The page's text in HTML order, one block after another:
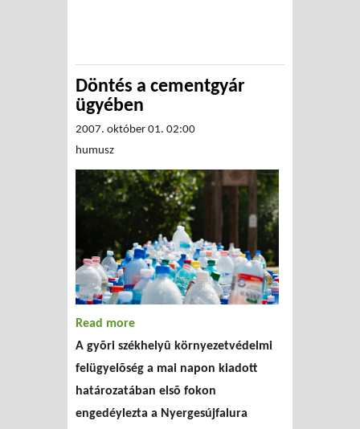
Döntés a cementgyár
ügyében
2007. október 01. 02:00
humusz
Read more
ügyében
A gyõri székhelyû környezetvédelmi
felügyelõség a mai napon kiadott
határozatában elsõ fokon
engedéylezta a Nyergesújfalura